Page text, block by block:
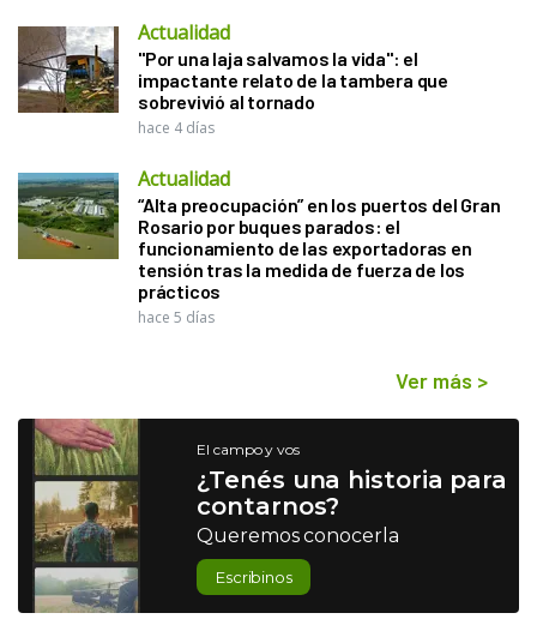
Actualidad
"Por una laja salvamos la vida": el
impactante relato de la tambera que
sobrevivió al tornado
hace 4 días
Actualidad
“Alta preocupación” en los puertos del Gran
Rosario por buques parados: el
funcionamiento de las exportadoras en
tensión tras la medida de fuerza de los
prácticos
hace 5 días
Ver más >
El campo y vos
¿Tenés una historia para
contarnos?
Queremos conocerla
Escribinos